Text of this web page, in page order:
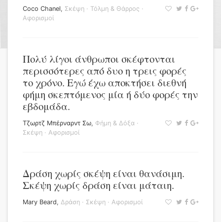
Coco Chanel, Σκέψη · Τόλμη & Θάρρος ·
Αφορισμοί
Πολύ λίγοι άνθρωποι σκέφτονται
περισσότερες από δυο η τρεις φορές
το χρόνο. Εγώ έχω αποκτήσει διεθνή
φήμη σκεπτόμενος μία ή δύο φορές την
εβδομάδα.
Τζωρτζ Μπέρναρντ Σω, Φήμη & Δόξα ·
Σκέψη · Αφορισμοί
Δράση χωρίς σκέψη είναι θανάσιμη.
Σκέψη χωρίς δράση είναι μάταιη.
Mary Beard, Δράση · Σκέψη · Αφορισμοί